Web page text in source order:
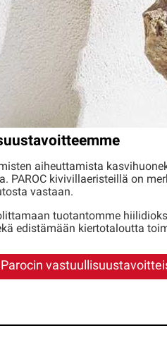
aiheuttamista
PAROC kivivillaeristeillä on
vastaan.
tuotantomme
edistämään kiertotaloutta